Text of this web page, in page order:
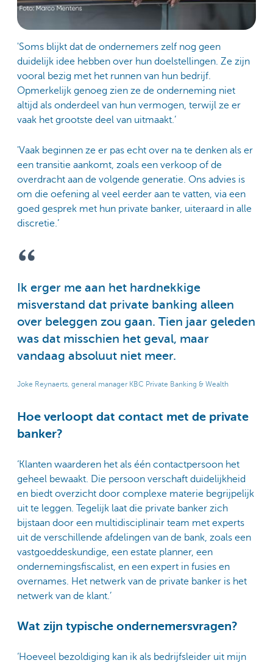
'Soms blijkt dat de ondernemers zelf nog geen
duidelijk idee hebben over hun doelstellingen. Ze zijn
vooral bezig met het runnen van hun bedrijf.
Opmerkelijk genoeg zien ze de onderneming niet
altijd als onderdeel van hun vermogen, terwijl ze er
vaak het grootste deel van uitmaakt.’
'Vaak beginnen ze er pas echt over na te denken als er
een transitie aankomt, zoals een verkoop of de
overdracht aan de volgende generatie. Ons advies is
om die oefening al veel eerder aan te vatten, via een
goed gesprek met hun private banker, uiteraard in alle
discretie.’
Ik erger me aan het hardnekkige
misverstand dat private banking alleen
over beleggen zou gaan. Tien jaar geleden
was dat misschien het geval, maar
vandaag absoluut niet meer.
Joke Reynaerts, general manager KBC Private Banking & Wealth
Hoe verloopt dat contact met de private
banker?
‘Klanten waarderen het als één contactpersoon het
geheel bewaakt. Die persoon verschaft duidelijkheid
en biedt overzicht door complexe materie begrijpelijk
uit te leggen. Tegelijk laat die private banker zich
bijstaan door een multidisciplinair team met experts
uit de verschillende afdelingen van de bank, zoals een
vastgoeddeskundige, een estate planner, een
ondernemingsfiscalist, en een expert in fusies en
overnames. Het netwerk van de private banker is het
netwerk van de klant.’
Wat zijn typische ondernemersvragen?
‘Hoeveel bezoldiging kan ik als bedrijfsleider uit mijn